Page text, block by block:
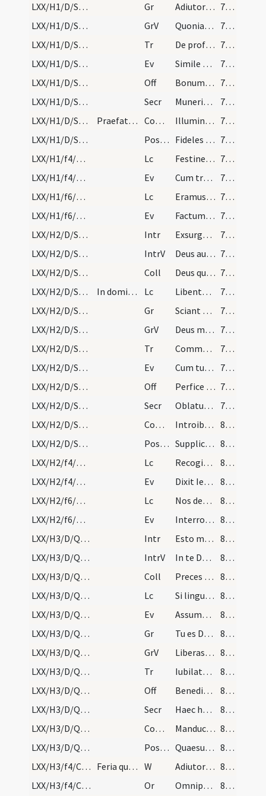
LXX/H1/D/Septuagesima/M2/Mass Propers
Gr Adiutor in opportunitatibus
74 (27v)
LXX/H1/D/Septuagesima/M2/Mass Propers
GrV Quoniam non in finem
74 (27v)
LXX/H1/D/Septuagesima/M2/Mass Propers
Tr De profundis clamavi ad te
74 (27v)
LXX/H1/D/Septuagesima/M2/Mass Propers
Ev Simile est regnum caelorum homini patrifamilias
74 (27v)
LXX/H1/D/Septuagesima/M2/Mass Propers
Off Bonum est confiteri Domino
75 (28r)
LXX/H1/D/Septuagesima/M2/Mass Propers
Secr Muneribus nostris quaesumus Domine precibusque susceptis
75 (28r)
LXX/H1/D/Septuagesima/M2/Mass Propers
Praefatio cottidiana dominicaliter Comm Illumina faciem tuam
75 (28r)
LXX/H1/D/Septuagesima/M2/Mass Propers
Postcomm Fideles tui Deus per tua dona firmentur
75 (28r)
LXX/H1/f4/M2/Mass Propers
Lc Festinemus ingredi in illam requiem
75 (28r)
LXX/H1/f4/M2/Mass Propers
Ev Cum transcendisset Iesus in navi rursus trans fretum
76 (28v)
LXX/H1/f6/M2/Mass Propers
Lc Eramus igitur natura filii irae
76 (28v)
LXX/H1/f6/M2/Mass Propers
Ev Factum est dum complerentur dies assumptionis Iesu
77 (29r)
LXX/H2/D/Sexagesima/M2/Mass Propers
Intr Exsurge quare obdormis
77 (29r)
LXX/H2/D/Sexagesima/M2/Mass Propers
IntrV Deus auribus nostris audivimus
77 (29r)
LXX/H2/D/Sexagesima/M2/Mass Propers
Coll Deus qui conspicis quia ex nulla nostra actione confidimus
77 (29r)
LXX/H2/D/Sexagesima/M2/Mass Propers
In dominica tota legatur epistola. In feriis usqu… Lc Libenter suffertis insipientes
77 (29r)
LXX/H2/D/Sexagesima/M2/Mass Propers
Gr Sciant gentes
79 (30r)
LXX/H2/D/Sexagesima/M2/Mass Propers
GrV Deus meus pone illos
79 (30r)
LXX/H2/D/Sexagesima/M2/Mass Propers
Tr Commovisti Domine
79 (30r)
LXX/H2/D/Sexagesima/M2/Mass Propers
Ev Cum turba plurima ... Exiit qui seminat
79 (30r)
LXX/H2/D/Sexagesima/M2/Mass Propers
Off Perfice gressus meos
79 (30r)
LXX/H2/D/Sexagesima/M2/Mass Propers
Secr Oblatum tibi Domine sacrificium
79 (30r)
LXX/H2/D/Sexagesima/M2/Mass Propers
Comm Introibo ad altare Dei
80 (30v)
LXX/H2/D/Sexagesima/M2/Mass Propers
Postcomm Supplices te rogamus omnipotens Deus ut quos tuis reficis sacramentis
80 (30v)
LXX/H2/f4/M2/Mass Propers
Lc Recogitate Dominum Iesum Christum qualem sustinuit
80 (30v)
LXX/H2/f4/M2/Mass Propers
Ev Dixit Iesus ... Qui non est mecum
81 (31r)
LXX/H2/f6/M2/Mass Propers
Lc Nos desolati a vobis ad tempus horae
81 (31r)
LXX/H2/f6/M2/Mass Propers
Ev Interrogatus Iesus a pharisaeis quando venit regnum Dei
81 (31r)
LXX/H3/D/Quinquagesima/M2/Mass Propers
Intr Esto mihi in Deum protectorem
82 (31v)
LXX/H3/D/Quinquagesima/M2/Mass Propers
IntrV In te Domine speravi
82 (31v)
LXX/H3/D/Quinquagesima/M2/Mass Propers
Coll Preces nostras quaesumus Domine clementer exaudi atque a peccatorum vinculis absolutos
82 (31v)
LXX/H3/D/Quinquagesima/M2/Mass Propers
Lc Si linguis hominum loquar et angelorum
82 (31v)
LXX/H3/D/Quinquagesima/M2/Mass Propers
Ev Assumpsit Iesus ... ecce ascendimus Hierosolymam
83 (32r)
LXX/H3/D/Quinquagesima/M2/Mass Propers
Gr Tu es Deus
83 (32r)
LXX/H3/D/Quinquagesima/M2/Mass Propers
GrV Liberasti in brachio tuo
83 (32r)
LXX/H3/D/Quinquagesima/M2/Mass Propers
Tr Iubilate Deo omnis terra
83 (32r)
LXX/H3/D/Quinquagesima/M2/Mass Propers
Off Benedictus es Domine doce me
83 (32r)
LXX/H3/D/Quinquagesima/M2/Mass Propers
Secr Haec hostia Domine quaesumus emundet nostra delicta
83 (32r)
LXX/H3/D/Quinquagesima/M2/Mass Propers
Comm Manducaverunt et saturati sunt nimis
83 (32r)
LXX/H3/D/Quinquagesima/M2/Mass Propers
Postcomm Quaesumus omnipotens Deus ut qui caelestia alimenta percepimus
84 (32v)
LXX/H3/f4/Cin/Ash Wednesday/blessing of ashes
Feria quarta in Capite Ieiunii. Benedictio cineru… W Adiutorium nostrum
84 (32v)
LXX/H3/f4/Cin/Ash Wednesday/blessing of ashes/1
Or Omnipotens sempiterne Deus parce metuentibus propitiare supplicibus ... tutelam percipiant. 84 (32v)